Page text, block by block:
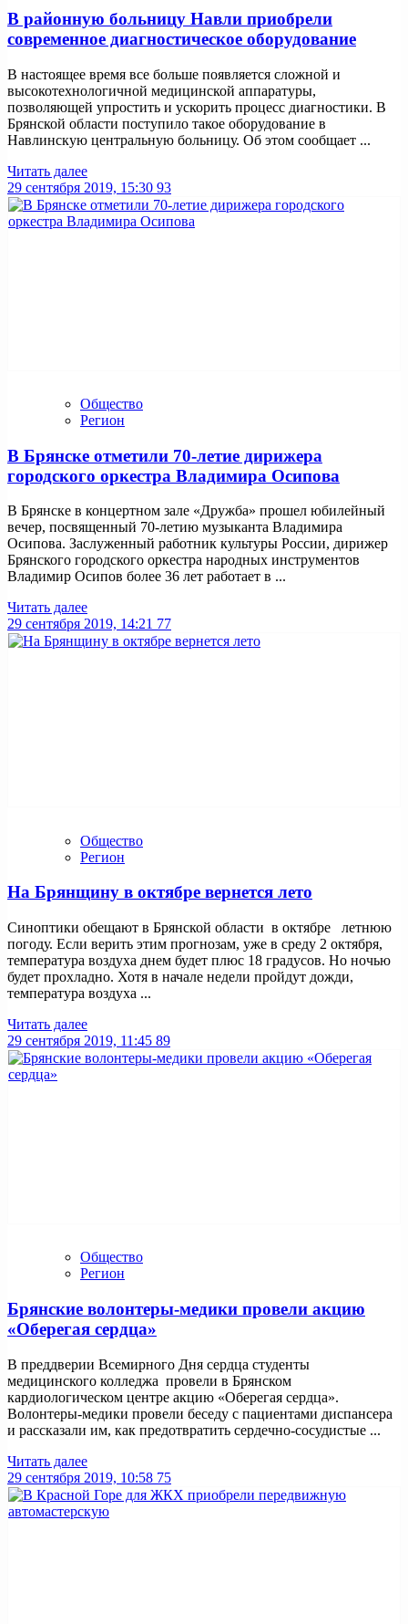
В районную больницу Навли приобрели
современное диагностическое оборудование
В настоящее время все больше появляется сложной и
высокотехнологичной медицинской аппаратуры,
позволяющей упростить и ускорить процесс диагностики. В
Брянской области поступило такое оборудование в
Навлинскую центральную больницу. Об этом сообщает ...
Читать далее
29 сентября 2019, 15:30 93
Общество
Регион
В Брянске отметили 70-летие дирижера
городского оркестра Владимира Осипова
В Брянске в концертном зале «Дружба» прошел юбилейный
вечер, посвященный 70-летию музыканта Владимира
Осипова. Заслуженный работник культуры России, дирижер
Брянского городского оркестра народных инструментов
Владимир Осипов более 36 лет работает в ...
Читать далее
29 сентября 2019, 14:21 77
Общество
Регион
На Брянщину в октябре вернется лето
Синоптики обещают в Брянской области в октябре летнюю
погоду. Если верить этим прогнозам, уже в среду 2 октября,
температура воздуха днем будет плюс 18 градусов. Но ночью
будет прохладно. Хотя в начале недели пройдут дожди,
температура воздуха ...
Читать далее
29 сентября 2019, 11:45 89
Общество
Регион
Брянские волонтеры-медики провели акцию
«Оберегая сердца»
В преддверии Всемирного Дня сердца студенты
медицинского колледжа провели в Брянском
кардиологическом центре акцию «Оберегая сердца».
Волонтеры-медики провели беседу с пациентами диспансера
и рассказали им, как предотвратить сердечно-сосудистые ...
Читать далее
29 сентября 2019, 10:58 75